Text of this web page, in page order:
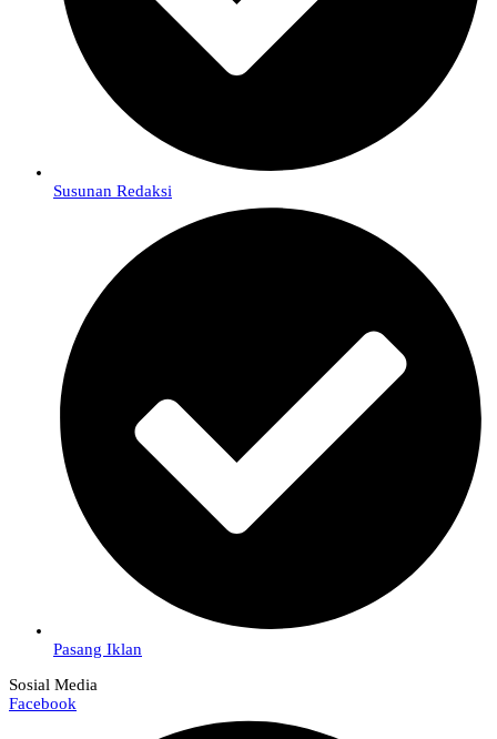
Susunan Redaksi
Pasang Iklan
Sosial Media
Facebook